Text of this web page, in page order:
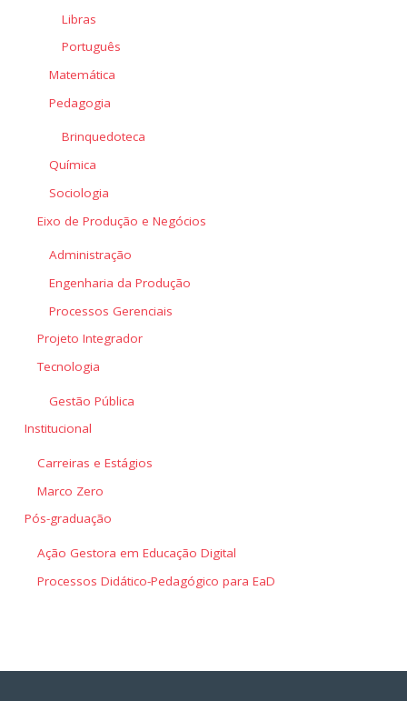
Libras
Português
Matemática
Pedagogia
Brinquedoteca
Química
Sociologia
Eixo de Produção e Negócios
Administração
Engenharia da Produção
Processos Gerenciais
Projeto Integrador
Tecnologia
Gestão Pública
Institucional
Carreiras e Estágios
Marco Zero
Pós-graduação
Ação Gestora em Educação Digital
Processos Didático-Pedagógico para EaD